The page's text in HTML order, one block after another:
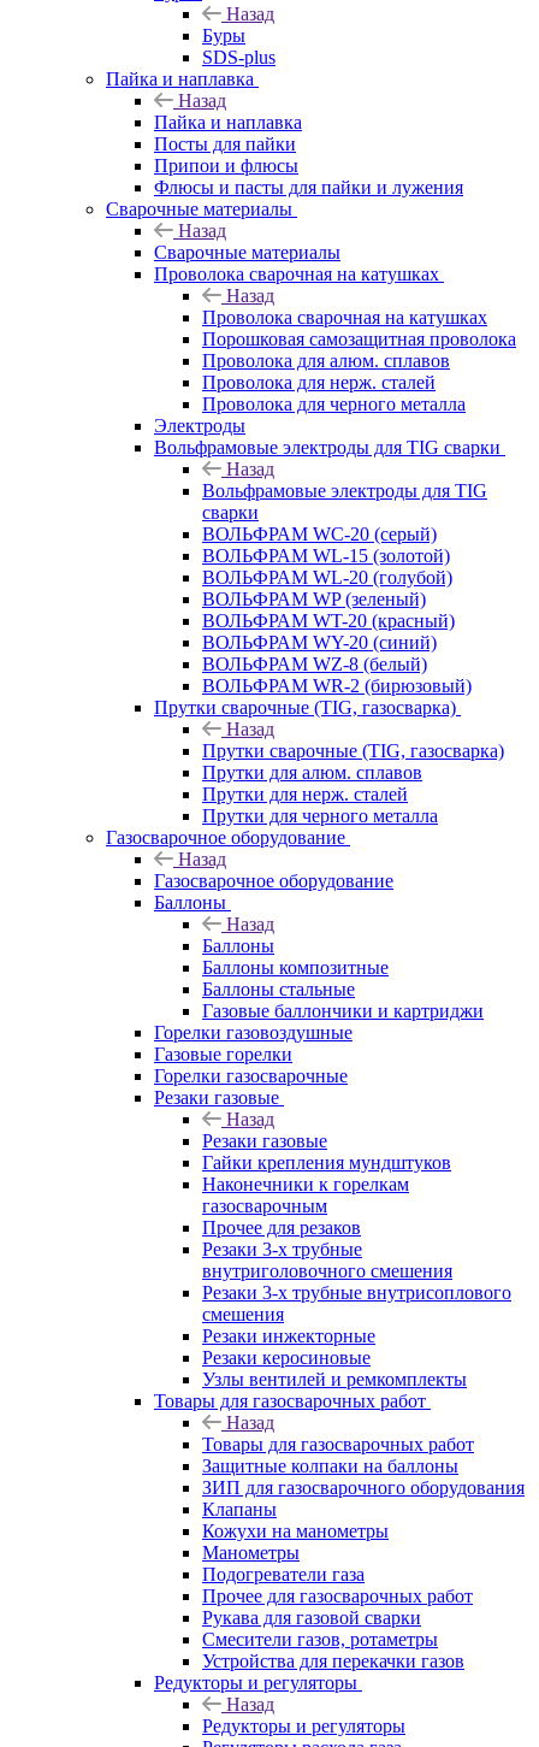
Назад
Буры
SDS-plus
Пайка и наплавка
Назад
Пайка и наплавка
Посты для пайки
Припои и флюсы
Флюсы и пасты для пайки и лужения
Сварочные материалы
Назад
Сварочные материалы
Проволока сварочная на катушках
Назад
Проволока сварочная на катушках
Порошковая самозащитная проволока
Проволока для алюм. сплавов
Проволока для нерж. сталей
Проволока для черного металла
Электроды
Вольфрамовые электроды для TIG сварки
Назад
Вольфрамовые электроды для TIG
сварки
ВОЛЬФРАМ WC-20 (серый)
ВОЛЬФРАМ WL-15 (золотой)
ВОЛЬФРАМ WL-20 (голубой)
ВОЛЬФРАМ WP (зеленый)
ВОЛЬФРАМ WT-20 (красный)
ВОЛЬФРАМ WY-20 (синий)
ВОЛЬФРАМ WZ-8 (белый)
ВОЛЬФРАМ WR-2 (бирюзовый)
Прутки сварочные (TIG, газосварка)
Назад
Прутки сварочные (TIG, газосварка)
Прутки для алюм. сплавов
Прутки для нерж. сталей
Прутки для черного металла
Газосварочное оборудование
Назад
Газосварочное оборудование
Баллоны
Назад
Баллоны
Баллоны композитные
Баллоны стальные
Газовые баллончики и картриджи
Горелки газовоздушные
Газовые горелки
Горелки газосварочные
Резаки газовые
Назад
Резаки газовые
Гайки крепления мундштуков
Наконечники к горелкам
газосварочным
Прочее для резаков
Резаки 3-х трубные
внутриголовочного смешения
Резаки 3-х трубные внутрисоплового
смешения
Резаки инжекторные
Резаки керосиновые
Узлы вентилей и ремкомплекты
Товары для газосварочных работ
Назад
Товары для газосварочных работ
Защитные колпаки на баллоны
ЗИП для газосварочного оборудования
Клапаны
Кожухи на манометры
Манометры
Подогреватели газа
Прочее для газосварочных работ
Рукава для газовой сварки
Смесители газов, ротаметры
Устройства для перекачки газов
Редукторы и регуляторы
Назад
Редукторы и регуляторы